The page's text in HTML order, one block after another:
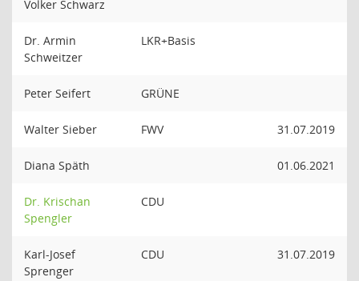
Volker Schwarz
Dr. Armin
Schweitzer
LKR+Basis
Peter Seifert GRÜNE
Walter Sieber FWV 31.07.2019
Diana Späth 01.06.2021
Dr. Krischan
Spengler
CDU
Karl-Josef
Sprenger
CDU 31.07.2019